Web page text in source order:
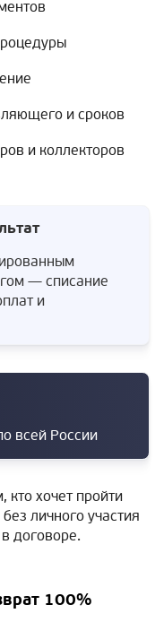
и сроков
и коллекторов
— списание
и
всей России
хочет пройти
личного участия
договоре.
100%